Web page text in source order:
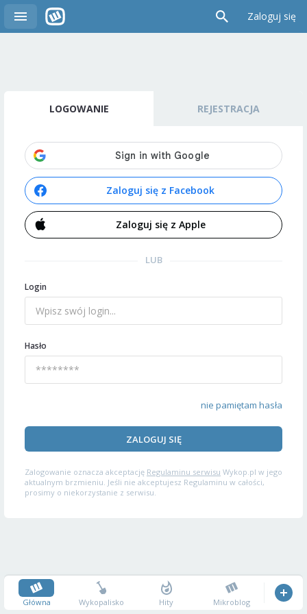
Zaloguj się
LOGOWANIE REJESTRACJA
Zaloguj się z Facebook
Zaloguj się z Apple
LUB
Login
Hasło
nie pamiętam hasła
ZALOGUJ SIĘ
Zalogowanie oznacza akceptację Regulaminu serwisu Wykop.pl w jego
aktualnym brzmieniu. Jeśli nie akceptujesz Regulaminu w całości,
prosimy o niekorzystanie z serwisu.
Główna Wykopalisko Hity Mikroblog